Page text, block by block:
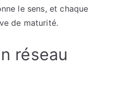
le sens, et chaque
de maturité.
réseau